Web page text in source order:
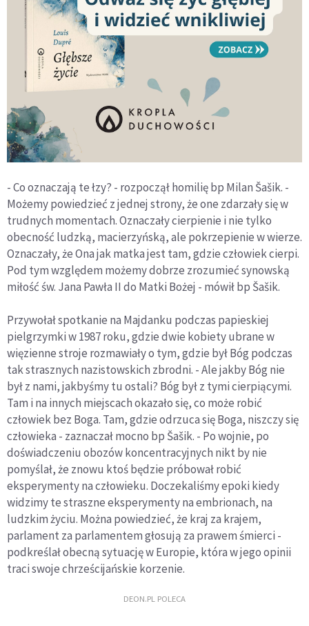
- Co oznaczają te łzy? - rozpoczął homilię bp Milan Šašik. -
Możemy powiedzieć z jednej strony, że one zdarzały się w
trudnych momentach. Oznaczały cierpienie i nie tylko
obecność ludzką, macierzyńską, ale pokrzepienie w wierze.
Oznaczały, że Ona jak matka jest tam, gdzie człowiek cierpi.
Pod tym względem możemy dobrze zrozumieć synowską
miłość św. Jana Pawła II do Matki Bożej - mówił bp Šašik.
Przywołał spotkanie na Majdanku podczas papieskiej
pielgrzymki w 1987 roku, gdzie dwie kobiety ubrane w
więzienne stroje rozmawiały o tym, gdzie był Bóg podczas
tak strasznych nazistowskich zbrodni. - Ale jakby Bóg nie
był z nami, jakbyśmy tu ostali? Bóg był z tymi cierpiącymi.
Tam i na innych miejscach okazało się, co może robić
człowiek bez Boga. Tam, gdzie odrzuca się Boga, niszczy się
człowieka - zaznaczał mocno bp Šašik. - Po wojnie, po
doświadczeniu obozów koncentracyjnych nikt by nie
pomyślał, że znowu ktoś będzie próbował robić
eksperymenty na człowieku. Doczekaliśmy epoki kiedy
widzimy te straszne eksperymenty na embrionach, na
ludzkim życiu. Można powiedzieć, że kraj za krajem,
parlament za parlamentem głosują za prawem śmierci -
podkreślał obecną sytuację w Europie, która w jego opinii
traci swoje chrześcijańskie korzenie.
DEON.PL POLECA